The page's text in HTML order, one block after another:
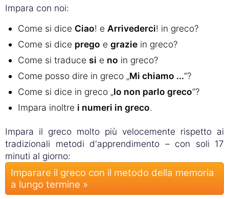
Impara con noi:
Come si dice Ciao! e Arrivederci! in greco?
Come si dice prego e grazie in greco?
Come si traduce si e no in greco?
Come posso dire in greco „Mi chiamo ...“?
Come si dice in greco „Io non parlo greco“?
Impara inoltre i numeri in greco.
Impara il greco molto più velocemente rispetto ai
tradizionali metodi d'apprendimento – con soli 17
minuti al giorno:
Imparare il greco con il metodo della memoria
a lungo termine »